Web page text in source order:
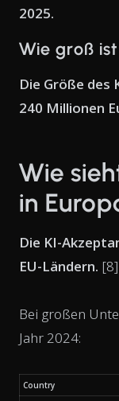
2025.
Wie groß
Die Größe
240 Millionen
Wie
in
Die KI-
EU-Ländern. [8]
Bei großen
Jahr 2024:
Country